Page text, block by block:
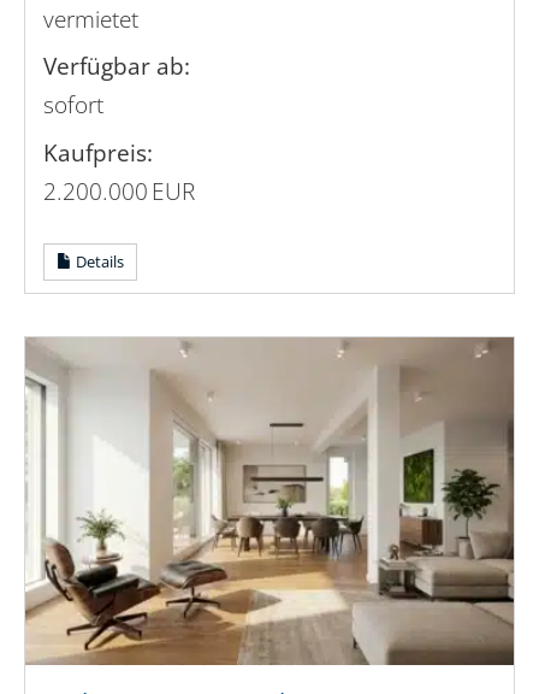
vermietet
Verfügbar ab:
sofort
Kaufpreis:
2.200.000 EUR
Details